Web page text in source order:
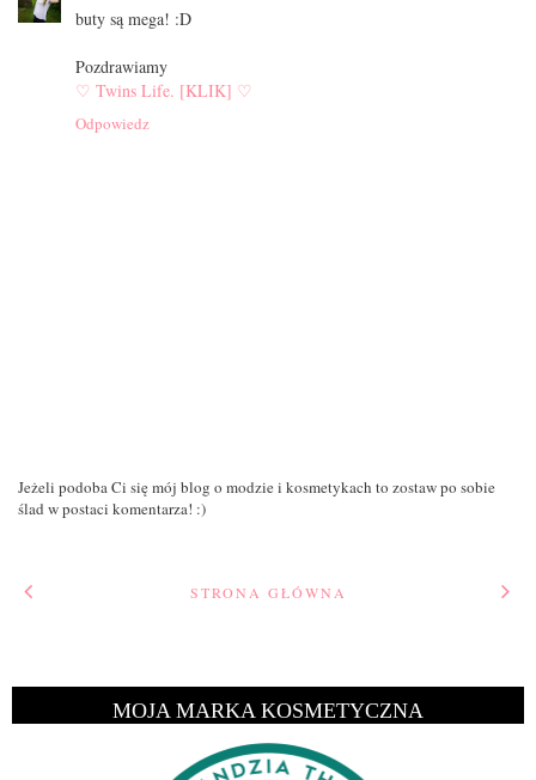
buty są mega! :D
Pozdrawiamy
♡ Twins Life. [KLIK] ♡
Odpowiedz
Jeżeli podoba Ci się mój blog o modzie i kosmetykach to zostaw po sobie
ślad w postaci komentarza! :)
STRONA GŁÓWNA
MOJA MARKA KOSMETYCZNA